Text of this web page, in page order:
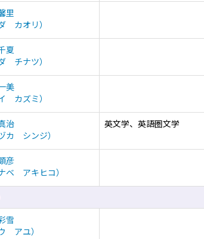
里
カオリ）
夏
チナツ）
美
カズミ）
治
カ シンジ）
英文学、英語圏文学
彦
ベ アキヒコ）
雪
アユ）